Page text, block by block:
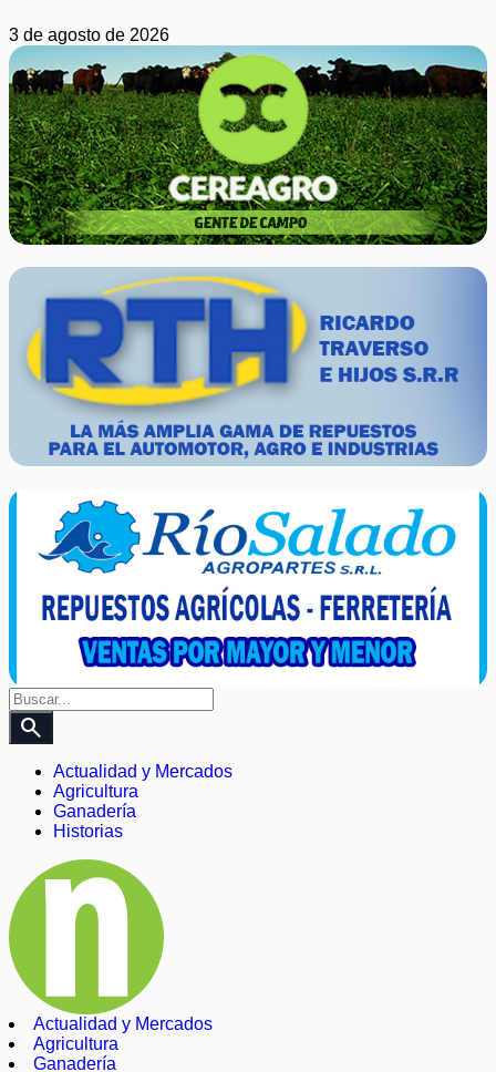
3 de agosto de 2026
search
Actualidad y Mercados
Agricultura
Ganadería
Historias
Actualidad y Mercados
Agricultura
Ganadería